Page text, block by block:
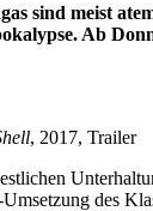
sind meist
Ab
, 2017, Trailer
des